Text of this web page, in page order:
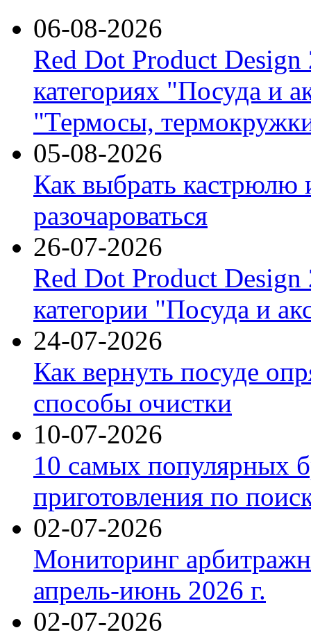
06-08-2026
Red Dot Product Design
категориях "Посуда и
"Термосы,
05-08-2026
Как выбрать кастрюлю
разочароваться
26-07-2026
Red Dot Product Design
категории "Посуда и
24-07-2026
Как вернуть посуде
способы очистки
10-07-2026
10 самых популярных
приготовления по
02-07-2026
Мониторинг
апрель-июнь 2026 г.
02-07-2026